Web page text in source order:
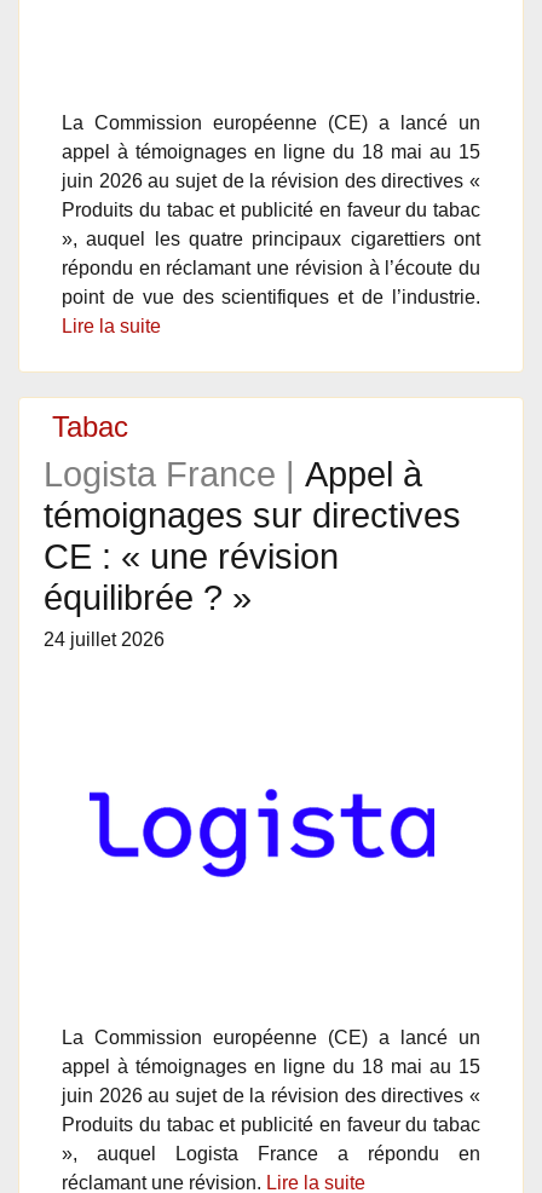
La Commission européenne (CE) a lancé un
appel à témoignages en ligne du 18 mai au 15
juin 2026 au sujet de la révision des directives «
Produits du tabac et publicité en faveur du tabac
», auquel les quatre principaux cigarettiers ont
répondu en réclamant une révision à l’écoute du
point de vue des scientifiques et de l’industrie.
Lire la suite
Tabac
Logista France | Appel à
témoignages sur directives
CE : « une révision
équilibrée ? »
24 juillet 2026
La Commission européenne (CE) a lancé un
appel à témoignages en ligne du 18 mai au 15
juin 2026 au sujet de la révision des directives «
Produits du tabac et publicité en faveur du tabac
», auquel Logista France a répondu en
réclamant une révision. Lire la suite